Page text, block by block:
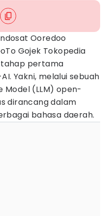
Ooredoo
Gojek Tokopedia
pertama
Yakni, melalui sebuah
Model (LLM) open-
dirancang dalam
bahasa daerah.